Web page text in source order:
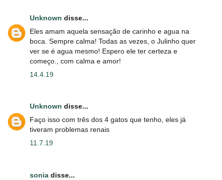
Unknown disse...
Eles amam aquela sensação de carinho e agua na
boca. Sempre calma! Todas as vezes, o Julinho quer
ver se é agua mesmo! Espero ele ter certeza e
começo., com calma e amor!
14.4.19
Unknown disse...
Faço isso com três dos 4 gatos que tenho, eles já
tiveram problemas renais
11.7.19
sonia disse...